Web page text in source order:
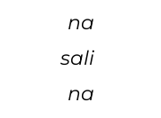
na
sali
na